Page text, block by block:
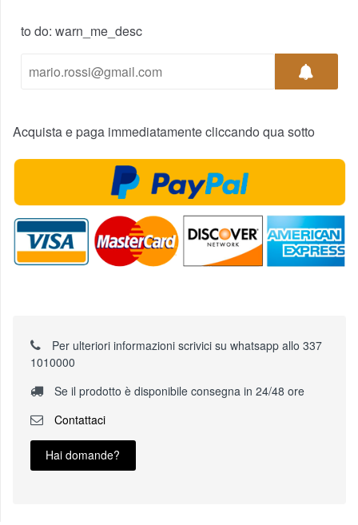
to do: warn_me_desc
Acquista e paga immediatamente cliccando qua sotto
Per ulteriori informazioni scrivici su whatsapp allo 337
1010000
Se il prodotto è disponibile consegna in 24/48 ore
Contattaci
Hai domande?